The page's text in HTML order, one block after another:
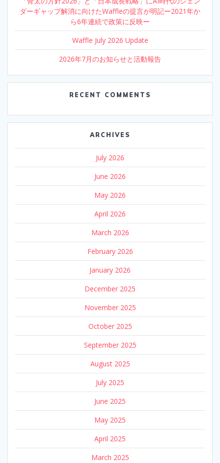
ダーギャップ解消に向けたWaffleの提言が明記ー2021年か
ら6年連続で政策に反映ー
Waffle July 2026 Update
2026年7月のお知らせと活動報告
RECENT COMMENTS
ARCHIVES
July 2026
June 2026
May 2026
April 2026
March 2026
February 2026
January 2026
December 2025
November 2025
October 2025
September 2025
August 2025
July 2025
June 2025
May 2025
April 2025
March 2025